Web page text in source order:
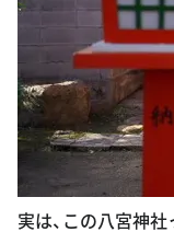
実は、この八宮神